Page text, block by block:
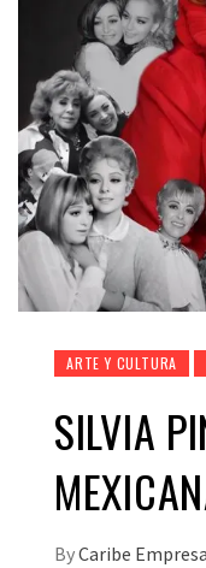
ARTE Y CULTURA
SILVIA
ByCaribe